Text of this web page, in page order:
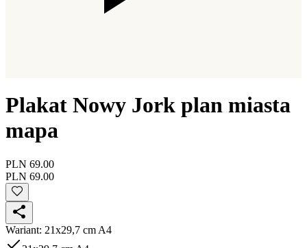
Plakat Nowy Jork plan miasta
mapa
PLN 69.00
PLN 69.00
Wariant: 21x29,7 cm A4